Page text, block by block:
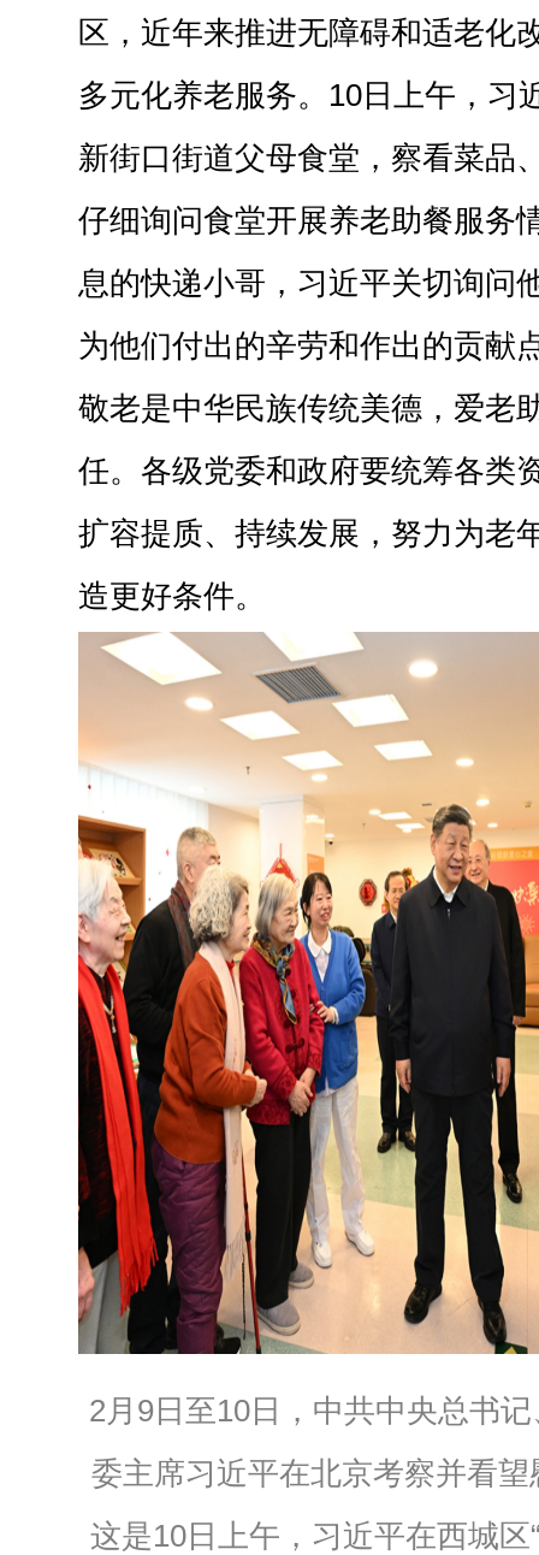
区，近年来推进无障碍和适老化
多元化养老服务。10日上午，习
新街口街道父母食堂，察看菜品
仔细询问食堂开展养老助餐服务
息的快递小哥，习近平关切询问
为他们付出的辛劳和作出的贡献
敬老是中华民族传统美德，爱老
任。各级党委和政府要统筹各类
扩容提质、持续发展，努力为老
造更好条件。
2月9日至10日，中共中央总书
委主席习近平在北京考察并看
这是10日上午，习近平在西城区